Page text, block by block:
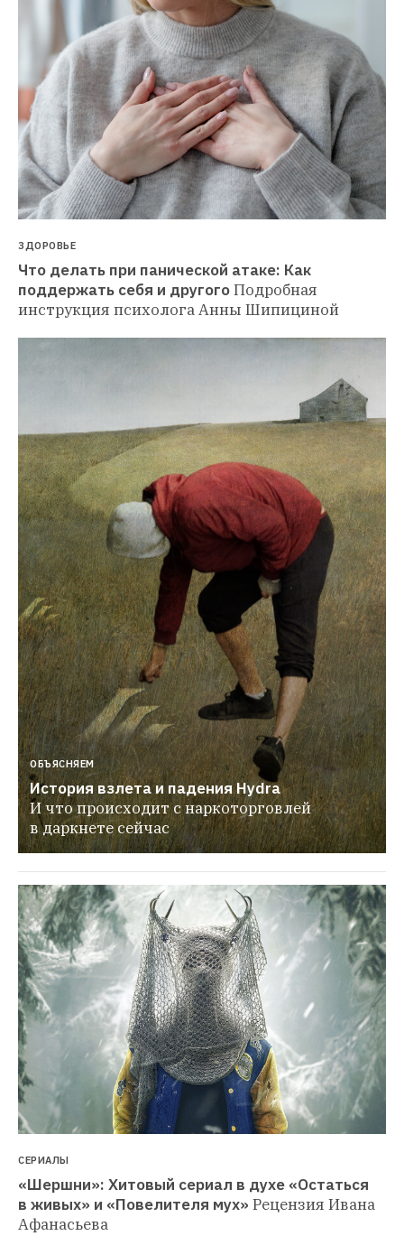
ЗДОРОВЬЕ
Что делать при панической атаке: Как
поддержать себя и другогоПодробная
инструкция психолога Анны Шипициной
ОБЪЯСНЯЕМ
История взлета и падения Hydra
И что происходит с наркоторговлей
в даркнете сейчас
СЕРИАЛЫ
«Шершни»: Хитовый сериал в духе «Остаться
в живых» и «Повелителя мух» Рецензия Ивана
Афанасьева